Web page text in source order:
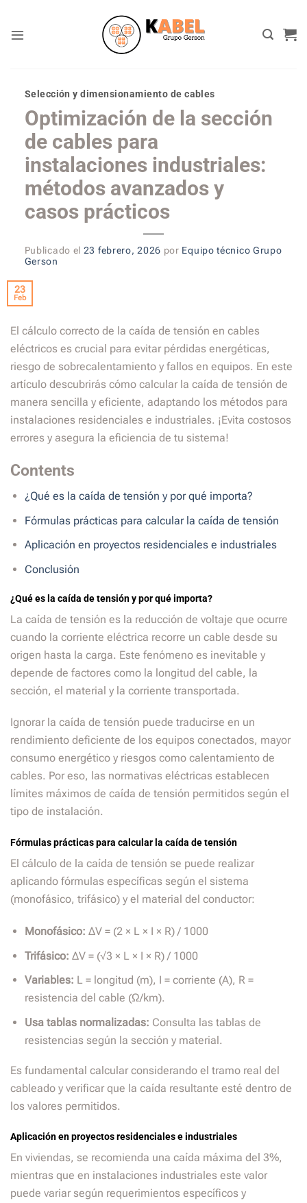
content
Selección y dimensionamiento de cables
Optimización de la sección
de cables para
instalaciones industriales:
métodos avanzados y
casos prácticos
Publicado el 23 febrero, 2026 por Equipo técnico Grupo
Gerson
23
Feb
El cálculo correcto de la caída de tensión en cables
eléctricos es crucial para evitar pérdidas energéticas,
riesgo de sobrecalentamiento y fallos en equipos. En este
artículo descubrirás cómo calcular la caída de tensión de
manera sencilla y eficiente, adaptando los métodos para
instalaciones residenciales e industriales. ¡Evita costosos
errores y asegura la eficiencia de tu sistema!
Contents
¿Qué es la caída de tensión y por qué importa?
Fórmulas prácticas para calcular la caída de tensión
Aplicación en proyectos residenciales e industriales
Conclusión
¿Qué es la caída de tensión y por qué importa?
La caída de tensión es la reducción de voltaje que ocurre
cuando la corriente eléctrica recorre un cable desde su
origen hasta la carga. Este fenómeno es inevitable y
depende de factores como la longitud del cable, la
sección, el material y la corriente transportada.
Ignorar la caída de tensión puede traducirse en un
rendimiento deficiente de los equipos conectados, mayor
consumo energético y riesgos como calentamiento de
cables. Por eso, las normativas eléctricas establecen
límites máximos de caída de tensión permitidos según el
tipo de instalación.
Fórmulas prácticas para calcular la caída de tensión
El cálculo de la caída de tensión se puede realizar
aplicando fórmulas específicas según el sistema
(monofásico, trifásico) y el material del conductor:
Monofásico: ΔV = (2 × L × I × R) / 1000
Trifásico: ΔV = (√3 × L × I × R) / 1000
Variables: L = longitud (m), I = corriente (A), R =
resistencia del cable (Ω/km).
Usa tablas normalizadas: Consulta las tablas de
resistencias según la sección y material.
Es fundamental calcular considerando el tramo real del
cableado y verificar que la caída resultante esté dentro de
los valores permitidos.
Aplicación en proyectos residenciales e industriales
En viviendas, se recomienda una caída máxima del 3%,
mientras que en instalaciones industriales este valor
puede variar según requerimientos específicos y